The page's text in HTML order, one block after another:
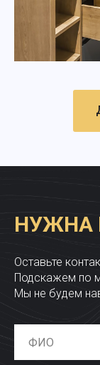
НУЖНА
Оставьте
Подскажем по
Мы не будем